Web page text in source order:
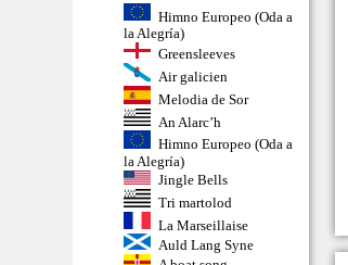
Himno Europeo (Oda a
la Alegría)
Greensleeves
Air galicien
Melodia de Sor
An Alarc’h
Himno Europeo (Oda a
la Alegría)
Jingle Bells
Tri martolod
La Marseillaise
Auld Lang Syne